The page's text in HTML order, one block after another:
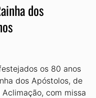
dos
os 80 anos
dos Apóstolos, de
com missa